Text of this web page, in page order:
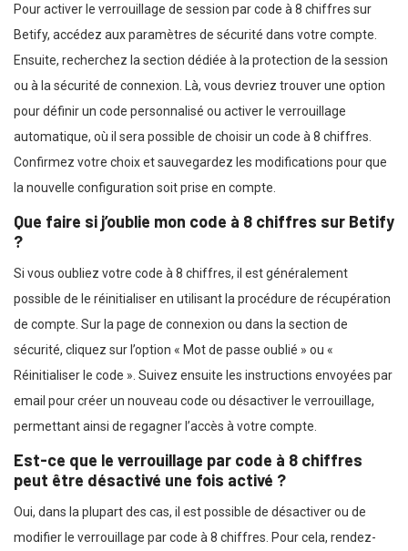
Pour activer le verrouillage de session par code à 8 chiffres sur
Betify, accédez aux paramètres de sécurité dans votre compte.
Ensuite, recherchez la section dédiée à la protection de la session
ou à la sécurité de connexion. Là, vous devriez trouver une option
pour définir un code personnalisé ou activer le verrouillage
automatique, où il sera possible de choisir un code à 8 chiffres.
Confirmez votre choix et sauvegardez les modifications pour que
la nouvelle configuration soit prise en compte.
Que faire si j’oublie mon code à 8 chiffres sur Betify
?
Si vous oubliez votre code à 8 chiffres, il est généralement
possible de le réinitialiser en utilisant la procédure de récupération
de compte. Sur la page de connexion ou dans la section de
sécurité, cliquez sur l’option « Mot de passe oublié » ou «
Réinitialiser le code ». Suivez ensuite les instructions envoyées par
email pour créer un nouveau code ou désactiver le verrouillage,
permettant ainsi de regagner l’accès à votre compte.
Est-ce que le verrouillage par code à 8 chiffres
peut être désactivé une fois activé ?
Oui, dans la plupart des cas, il est possible de désactiver ou de
modifier le verrouillage par code à 8 chiffres. Pour cela, rendez-